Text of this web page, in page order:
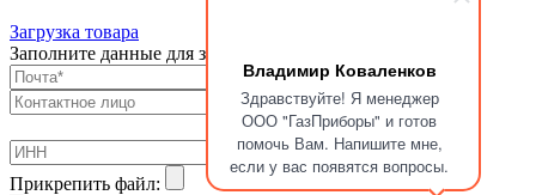
Владимир Коваленков
Здравствуйте! Я менеджер
ООО "ГазПриборы" и готов
помочь Вам. Напишите мне,
если у вас появятся вопросы.
Загрузка товара
Заполните данные для запроса цены
Прикрепить файл: